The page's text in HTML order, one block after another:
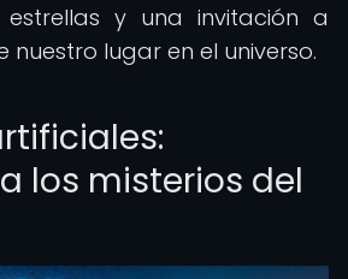
y una invitación a
nuestro lugar en el universo.
los misterios del